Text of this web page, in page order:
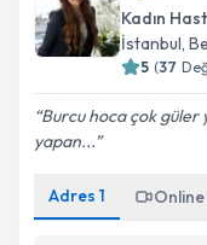
E-posta
kapsamda
Kadın
İstanbul,
5 (37
Burcu hoca çok güler
yapan...
Adres 1